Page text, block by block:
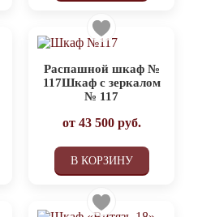
Распашной шкаф №
117Шкаф с зеркалом
№ 117
от 43 500руб.
В КОРЗИНУ